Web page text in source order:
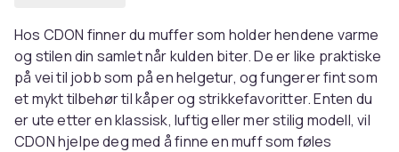
Hos CDON finner du muffer som holder hendene varme
og stilen din samlet når kulden biter. De er like praktiske
på vei til jobb som på en helgetur, og fungerer fint som
et mykt tilbehør til kåper og strikkefavoritter. Enten du
er ute etter en klassisk, luftig eller mer stilig modell, vil
CDON hjelpe deg med å finne en muff som føles